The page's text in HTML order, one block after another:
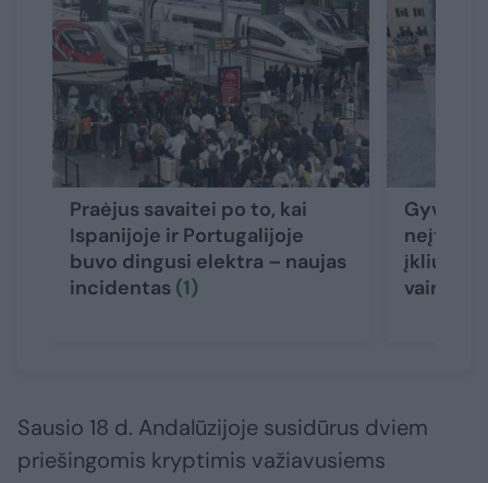
Praėjus savaitei po to, kai
Ispanijoje ir Portugalijoje
buvo dingusi elektra – naujas
incidentas (1)
įkliuvo
Sausio 18 d. Andalūzijoje susidūrus dviem
priešingomis kryptimis važiavusiems